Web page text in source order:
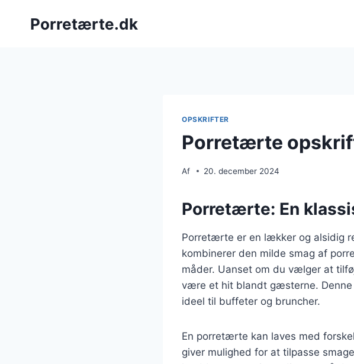
Porretærte.dk
OPSKRIFTER
Porretærte
Af 20. december 2024
Porretærte: En
Porretærte er en lækker og alsidig
kombinerer den milde smag af
måder. Uanset om du vælger at
være et hit blandt gæsterne. Denne
ideel til buffeter og bruncher.
En porretærte kan laves med
giver mulighed for at tilpasse